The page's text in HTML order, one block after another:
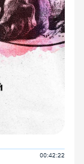
00:42:22